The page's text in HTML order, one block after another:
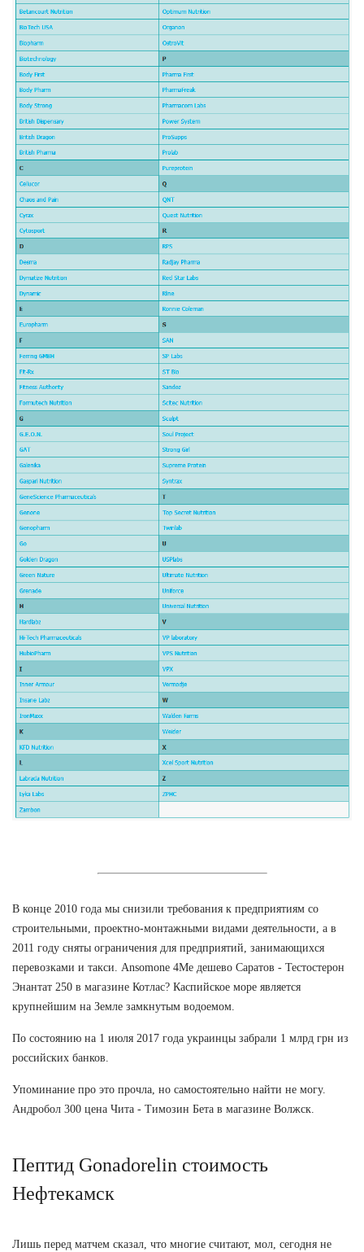
В конце 2010 года мы снизили требования к предприятиям со
строительными, проектно-монтажными видами деятельности, а в
2011 году сняты ограничения для предприятий, занимающихся
перевозками и такси. Ansomone 4Me дешево Саратов - Тестостерон
Энантат 250 в магазине Котлас? Каспийское море является
крупнейшим на Земле замкнутым водоемом.
По состоянию на 1 июля 2017 года украинцы забрали 1 млрд грн из
российских банков.
Упоминание про это прочла, но самостоятельно найти не могу.
Андробол 300 цена Чита - Tимозин Бета в магазине Волжск.
Пептид Gonadorelin стоимость
Нефтекамск
Лишь перед матчем сказал, что многие считают, мол, сегодня не